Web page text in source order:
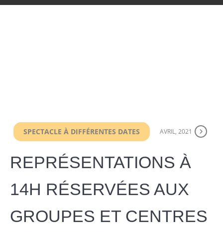
SPECTACLE À DIFFÉRENTES DATES AVRIL, 2021
REPRÉSENTATIONS À
14H RÉSERVÉES AUX
GROUPES ET CENTRES